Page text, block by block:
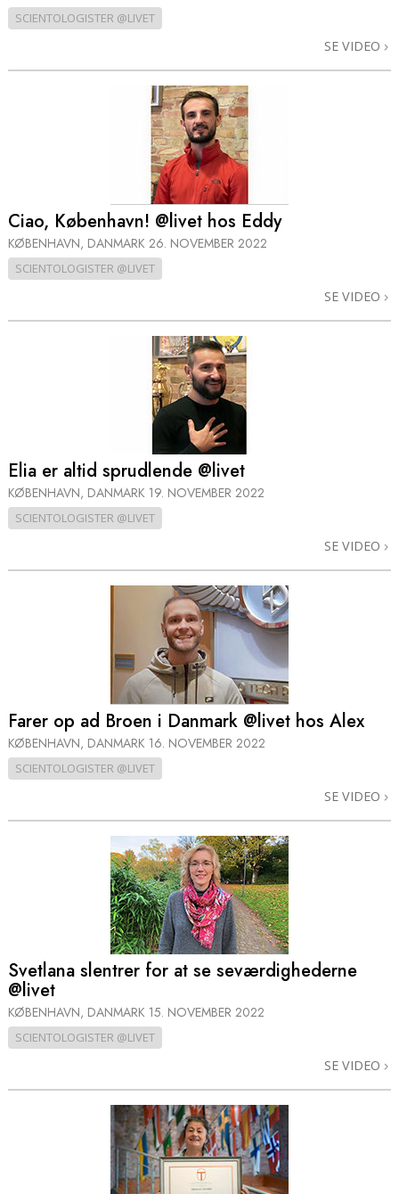
SCIENTOLOGISTER @LIVET
SE VIDEO
Ciao, København! @livet hos Eddy
KØBENHAVN, DANMARK 26. NOVEMBER 2022
SCIENTOLOGISTER @LIVET
SE VIDEO
Elia er altid sprudlende @livet
KØBENHAVN, DANMARK 19. NOVEMBER 2022
SCIENTOLOGISTER @LIVET
SE VIDEO
Farer op ad Broen i Danmark @livet hos Alex
KØBENHAVN, DANMARK 16. NOVEMBER 2022
SCIENTOLOGISTER @LIVET
SE VIDEO
Svetlana slentrer for at se seværdighederne
@livet
KØBENHAVN, DANMARK 15. NOVEMBER 2022
SCIENTOLOGISTER @LIVET
SE VIDEO